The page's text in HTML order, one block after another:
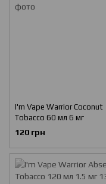
I'm Vape Warrior Coconut
Tobacco 60 мл 6 мг
120 грн